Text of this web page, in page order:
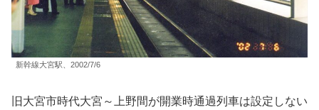
新幹線大宮駅、2002/7/6
旧大宮市時代大宮～上野間が開業時通過列車は設定しない